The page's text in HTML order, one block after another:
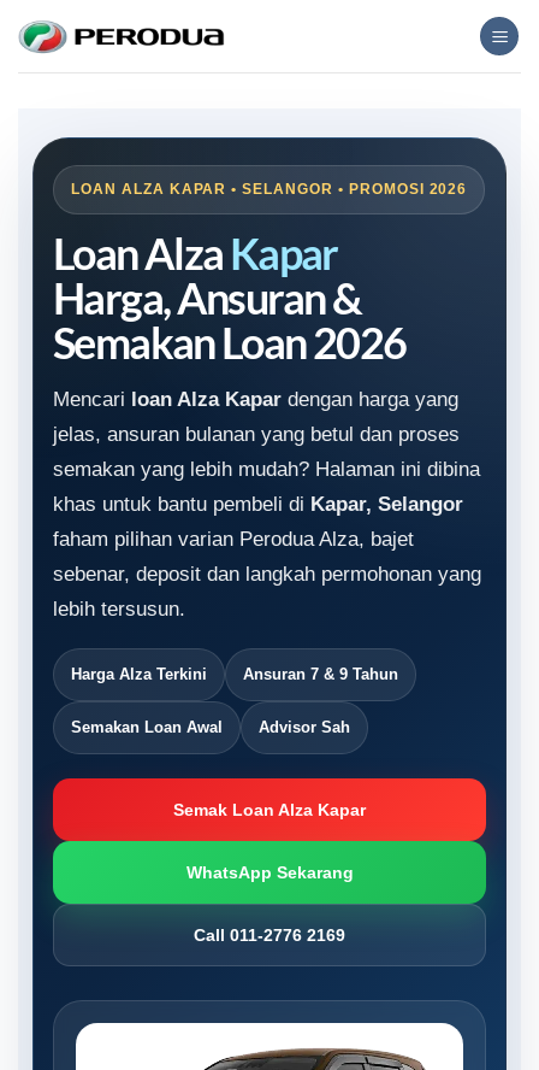
content
LOAN ALZA KAPAR • SELANGOR • PROMOSI 2026
Loan AlzaKapar
Harga, Ansuran &
Semakan Loan 2026
Mencari loan Alza Kapar dengan harga yang
jelas, ansuran bulanan yang betul dan proses
semakan yang lebih mudah? Halaman ini dibina
khas untuk bantu pembeli di Kapar, Selangor
faham pilihan varian Perodua Alza, bajet
sebenar, deposit dan langkah permohonan yang
lebih tersusun.
Harga Alza Terkini Ansuran 7 & 9 Tahun
Semakan Loan Awal Advisor Sah
Semak Loan Alza Kapar
WhatsApp Sekarang
Call 011-2776 2169